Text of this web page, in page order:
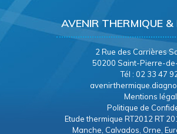
AVENIR THERMIQUE
2 Rue des Carrières
50200 Saint-Pierre-
Tél : 02 33 47
Mentions
Politique de
Etude thermique RT2012 RT
Manche, Calvados, Orne,